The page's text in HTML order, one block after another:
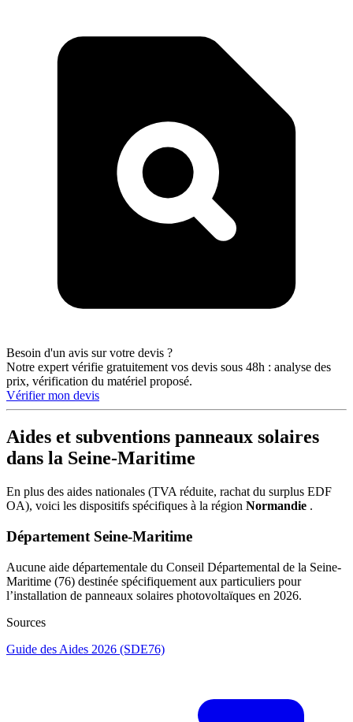
Besoin d'un avis sur votre devis ?
Notre expert vérifie gratuitement vos devis sous 48h : analyse des
prix, vérification du matériel proposé.
Vérifier mon devis
Aides et subventions panneaux solaires
dans la Seine-Maritime
En plus des aides nationales (TVA réduite, rachat du surplus EDF
OA), voici les dispositifs spécifiques à la région Normandie .
Département Seine-Maritime
Aucune aide départementale du Conseil Départemental de la Seine-
Maritime (76) destinée spécifiquement aux particuliers pour
l’installation de panneaux solaires photovoltaïques en 2026.
Sources
Guide des Aides 2026 (SDE76)